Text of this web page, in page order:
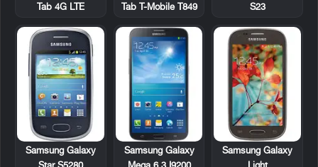
S23
Tab T-Mobile T849
Tab 4G LTE
Samsung Galaxy
Samsung Galaxy
Samsung Galaxy